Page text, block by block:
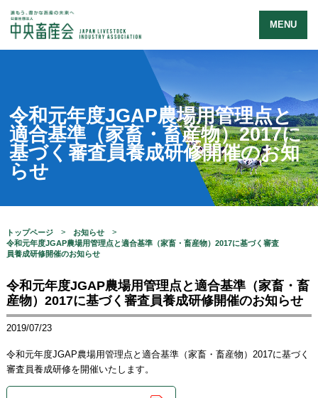
MENU
令和元年度JGAP農場用管理点と
適合基準（家畜・畜産物）2017に
基づく審査員養成研修開催のお知
らせ
トップページ
お知らせ
令和元年度JGAP農場用管理点と適合基準（家畜・畜産物）2017に基づく審査
員養成研修開催のお知らせ
令和元年度JGAP農場用管理点と適合基準（家畜・畜
産物）2017に基づく審査員養成研修開催のお知らせ
2019/07/23
令和元年度JGAP農場用管理点と適合基準（家畜・畜産物）2017に基づく
審査員養成研修を開催いたします。